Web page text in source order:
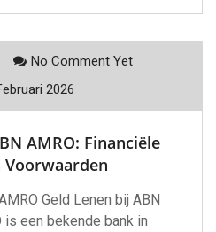
No Comment Yet
2026
AMRO: Financiële
Voorwaarden
Geld Lenen bij ABN
is een bekende bank in